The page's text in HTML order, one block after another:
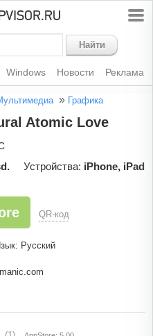
Найти
Windows Новости Реклама
» Графика
Atomic Love
Устройства: iPhone, iPad
QR-код
Русский